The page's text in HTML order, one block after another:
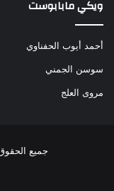
ويكي مابابوست
أحمد أيوب الحفناوي
سوسن الجمني
مروى العلج
جميع